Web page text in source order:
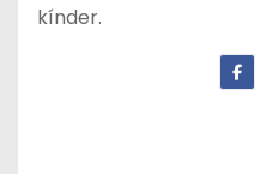
kínder.